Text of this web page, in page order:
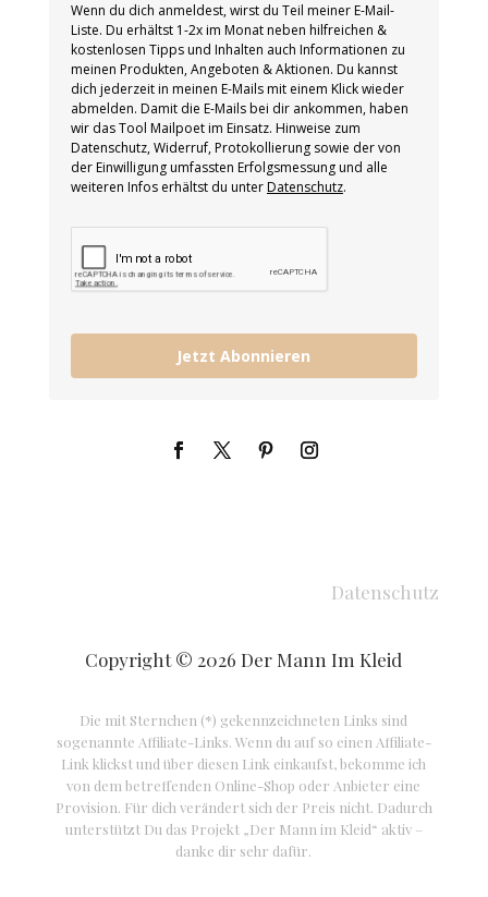
Wenn du dich anmeldest, wirst du Teil meiner E-Mail-
Liste. Du erhältst 1-2x im Monat neben hilfreichen &
kostenlosen Tipps und Inhalten auch Informationen zu
meinen Produkten, Angeboten & Aktionen. Du kannst
dich jederzeit in meinen E-Mails mit einem Klick wieder
abmelden. Damit die E-Mails bei dir ankommen, haben
wir das Tool Mailpoet im Einsatz. Hinweise zum
Datenschutz, Widerruf, Protokollierung sowie der von
der Einwilligung umfassten Erfolgsmessung und alle
weiteren Infos erhältst du unterDatenschutz.
Jetzt Abonnieren
Datenschutz
Copyright © 2026 Der Mann Im Kleid
Die mit Sternchen (*) gekennzeichneten Links sind
sogenannte Affiliate-Links. Wenn du auf so einen Affiliate-
Link klickst und über diesen Link einkaufst, bekomme ich
von dem betreffenden Online-Shop oder Anbieter eine
Provision. Für dich verändert sich der Preis nicht. Dadurch
unterstützt Du das Projekt „Der Mann im Kleid“ aktiv –
danke dir sehr dafür.